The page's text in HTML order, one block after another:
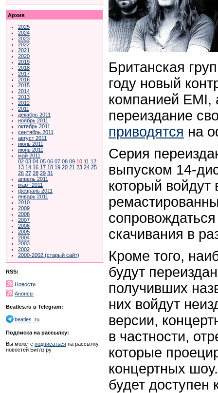
Архив
2025
2024
2023
2022
2021
2020
2019
2018
2017
2016
2015
2014
2013
2012
2011
декабрь 2011
ноябрь 2011
октябрь 2011
сентябрь 2011
август 2011
июль 2011
июнь 2011
май 2011
02 03 04 05 06 07 08 09 10 11 12
13 14 16 17 18 19 20 21 23 24 25
26 27 28 29 31
апрель 2011
март 2011
февраль 2011
январь 2011
2010
2009
2008
2007
2006
2005
2004
2003
2002
2000-2002 (старый сайт)
RSS:
Новости
Анонсы
Beatles.ru в Telegram:
beatles_ru
Подписка на рассылку:
Вы можете подписаться на рассылку
новостей Битлз.ру
Британская
году новый
компанией
переиздание
приводятся на
Серия
выпуском 14-
который
скачивания в
Кроме того,
будут
получивших
них войдут
версии,
в частности,
которые
концертных
будет доступен